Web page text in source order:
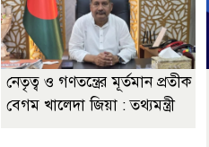
নেতৃত্ব ও গণতন্ত্রের মূর্তমান প্রতীক
বেগম খালেদা জিয়া : তথ্যমন্ত্রী